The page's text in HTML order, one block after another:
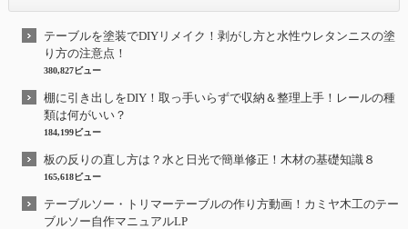
テーブルを塗装でDIYリメイク！剥がし方と水性ウレタンニスの塗
り方の注意点！
380,827ビュー
棚に引き出しをDIY！取っ手いらずで収納＆整理上手！レールの種
類は何がいい？
184,199ビュー
板の反りの直し方は？水と日光で簡単修正！木材の基礎知識８
165,618ビュー
テーブルソー・トリマーテーブルの作り方動画！カミヤ木工のテー
ブルソー自作マニュアルLP